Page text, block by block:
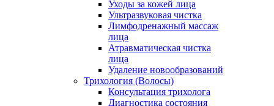
Уходы за кожей лица
Ультразвуковая чистка
Лимфодренажный массаж
лица
Атравматическая чистка
лица
Удаление новообразований
Трихология (Волосы)
Консультация трихолога
Диагностика состояния